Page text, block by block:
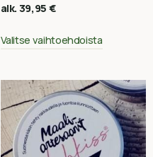
alk. 39,95 €
Valitse vaihtoehdoista